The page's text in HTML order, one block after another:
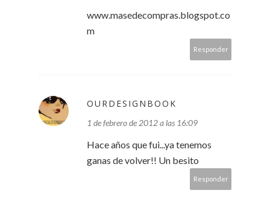
www.masedecompras.blogspot.co
m
Responder
OURDESIGNBOOK
1 de febrero de 2012 a las 16:09
Hace años que fui...ya tenemos
ganas de volver!! Un besito
Responder